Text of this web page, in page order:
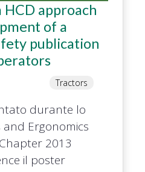
approach
of a
publication
Tractors
durante lo
Ergonomics
2013
il poster